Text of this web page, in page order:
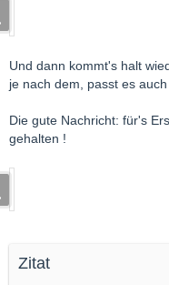
Und dann kommt's halt
je nach dem, passt es
Die gute Nachricht: für's
gehalten !
Zitat